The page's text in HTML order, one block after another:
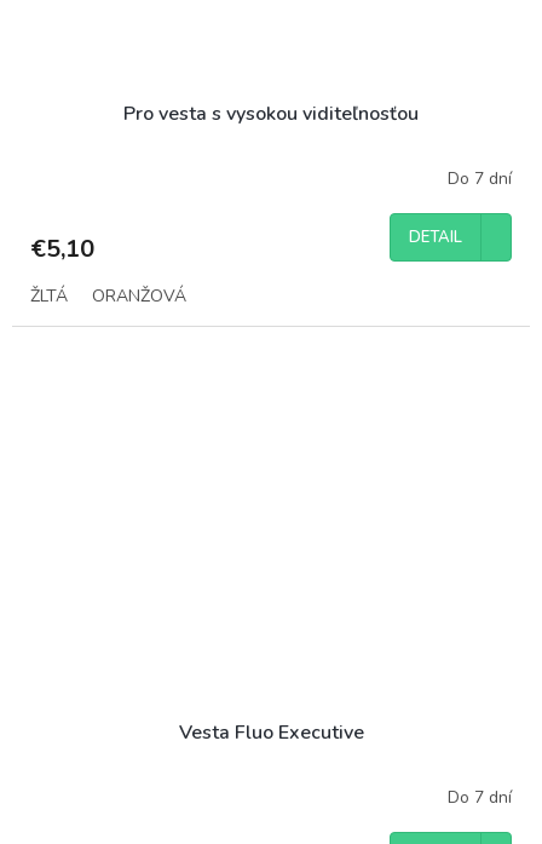
Pro vesta s vysokou viditeľnosťou
Do 7 dní
€5,10 DETAIL
ŽLTÁ ORANŽOVÁ
Vesta Fluo Executive
Do 7 dní